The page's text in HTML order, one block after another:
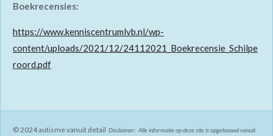
Boekrecensies:
https://www.kenniscentrumlvb.nl/wp-
content/uploads/2021/12/24112021_Boekrecensie_Schilpe
roord.pdf
© 2024 autisme vanuit detail Disclaimer: Alle informatie op deze site is opgebouwd vanuit